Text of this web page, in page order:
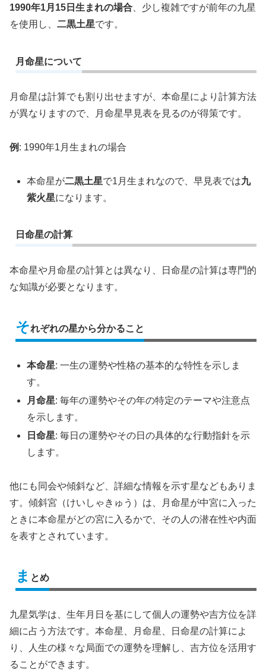
1990年1月15日生まれの場合、少し複雑ですが前年の九星
を使用し、 二黒土星です。
月命星について
月命星は計算でも割り出せますが、本命星により計算方法
が異なりますので、月命星早見表を見るのが得策です。
例 : 1990年1月生まれの場合
本命星が二黒土星で1月生まれなので、早見表では九
紫火星になります。
日命星の計算
本命星や月命星の計算とは異なり、日命星の計算は専門的
な知識が必要となります。
それぞれの星から分かること
本命星: 一生の運勢や性格の基本的な特性を示しま
す。
月命星: 毎年の運勢やその年の特定のテーマや注意点
を示します。
日命星: 毎日の運勢やその日の具体的な行動指針を示
します。
他にも同会や傾斜など、詳細な情報を示す星などもありま
す。傾斜宮（けいしゃきゅう）は、月命星が中宮に入った
ときに本命星がどの宮に入るかで、その人の潜在性や内面
を表すとされています。
ま とめ
九星気学は、生年月日を基にして個人の運勢や吉方位を詳
細に占う方法です。本命星、月命星、日命星の計算によ
り、人生の様々な局面での運勢を理解し、吉方位を活用す
ることができます。